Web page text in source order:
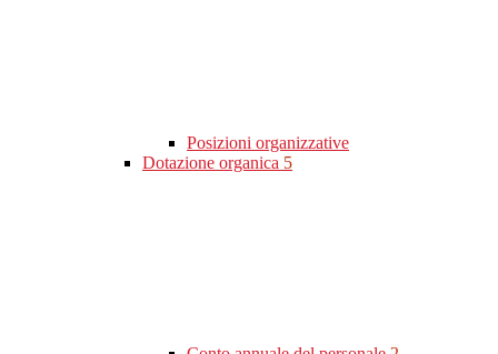
Posizioni organizzative
Dotazione organica 5